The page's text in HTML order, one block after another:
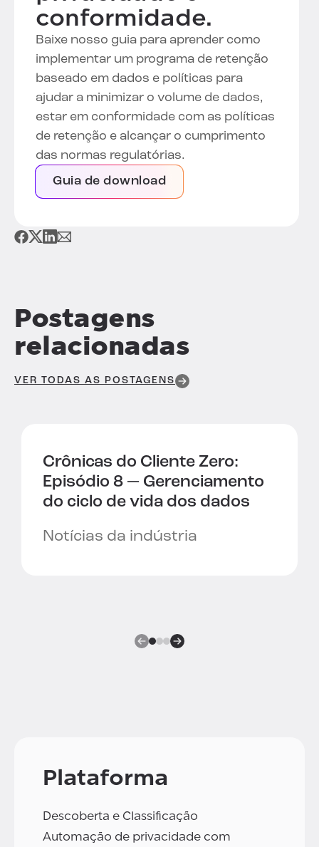
conformidade.
Baixe nosso guia para aprender como
implementar um programa de retenção
baseado em dados e políticas para
ajudar a minimizar o volume de dados,
estar em conformidade com as políticas
de retenção e alcançar o cumprimento
das normas regulatórias.
Guia de download
Postagens
relacionadas
VER TODAS AS POSTAGENS
Crônicas do Cliente Zero:
Episódio 8 — Gerenciamento
do ciclo de vida dos dados
Notícias da indústria
Plataforma
Descoberta e Classificação
Automação de privacidade com